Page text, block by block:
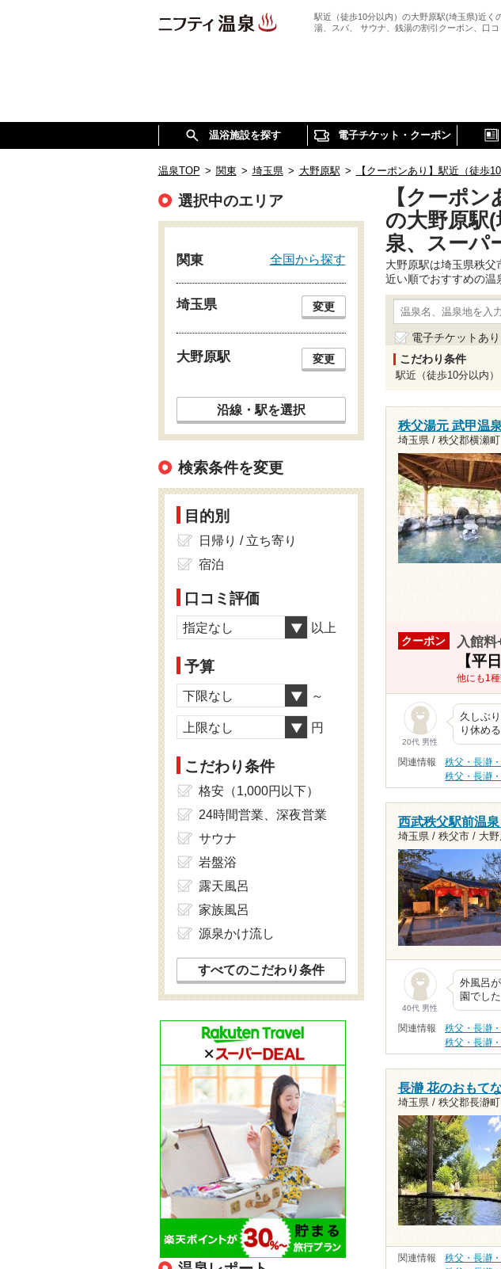
駅近（徒歩10分以内）の大野原駅(埼玉県)近く
湯、スパ、 サウナ、銭湯の割引クーポン、口
温浴施設を探す 電子チケット・クーポン
温泉TOP > 関東 > 埼玉県 > 大野原駅 > 【クーポンあり】駅近（徒歩
【クーポン
の大野原駅
泉、スーパ
大野原駅は埼玉県秩
近い順でおすすめの温
電子チケットあり
こだわり条件
駅近（徒歩10分以内）
秩父湯元 武甲温
埼玉県 / 秩父郡横瀬
クーポン 入館
【平
他にも1
20代 男性
久しぶ
り休め
関連情報 秩父・長瀞
秩父・長瀞
西武秩父駅前温
埼玉県 / 秩父市 / 大
40代 男性
外風呂
園でし
関連情報 秩父・長瀞
秩父・長瀞
長瀞 花のおもて
埼玉県 / 秩父郡長瀞
関連情報 秩父・長瀞
選択中のエリア
関東 全国から探す
埼玉県 変更
大野原駅 変更
沿線・駅を選択
検索条件を変更
目的別
日帰り / 立ち寄り
宿泊
口コミ評価
指定なし 以上
予算
下限なし ～
上限なし 円
こだわり条件
格安（1,000円以下）
24時間営業、深夜営業
サウナ
岩盤浴
露天風呂
家族風呂
源泉かけ流し
すべてのこだわり条件